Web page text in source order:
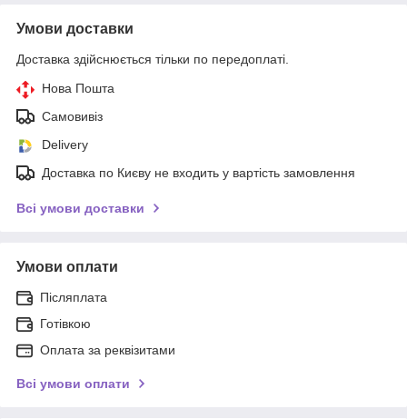
Умови доставки
Доставка здійснюється тільки по передоплаті.
Нова Пошта
Самовивіз
Delivery
Доставка по Києву не входить у вартість замовлення
Всі умови доставки
Умови оплати
Післяплата
Готівкою
Оплата за реквізитами
Всі умови оплати